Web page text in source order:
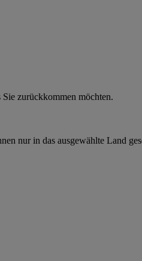
zurückkommen möchten.
nur in das ausgewählte Land